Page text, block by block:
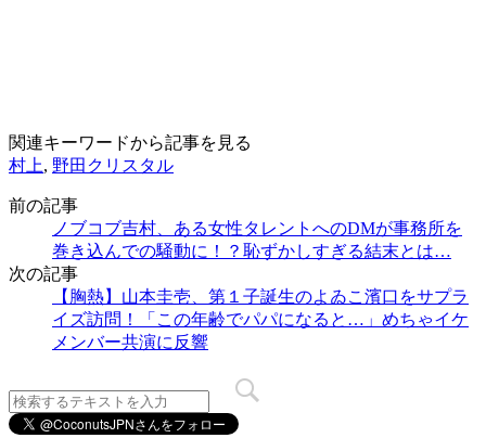
関連キーワードから記事を見る
村上, 野田クリスタル
前の記事
ノブコブ吉村、ある女性タレントへのDMが事務所を
巻き込んでの騒動に！？恥ずかしすぎる結末とは…
次の記事
【胸熱】山本圭壱、第１子誕生のよゐこ濱口をサプラ
イズ訪問！「この年齢でパパになると…」めちゃイケ
メンバー共演に反響